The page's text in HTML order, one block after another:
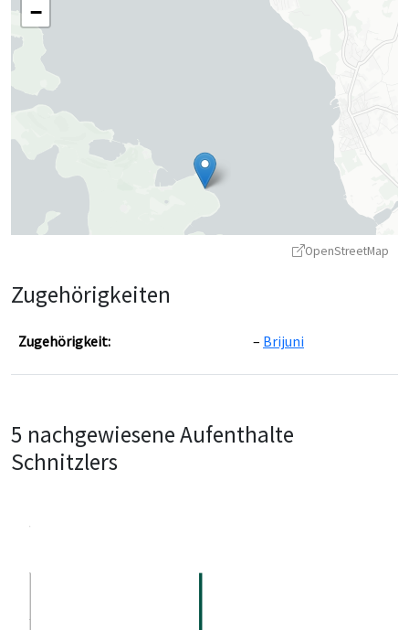
−
OpenStreetMap
Zugehörigkeiten
Zugehörigkeit: Brijuni
5 nachgewiesene Aufenthalte
Schnitzlers